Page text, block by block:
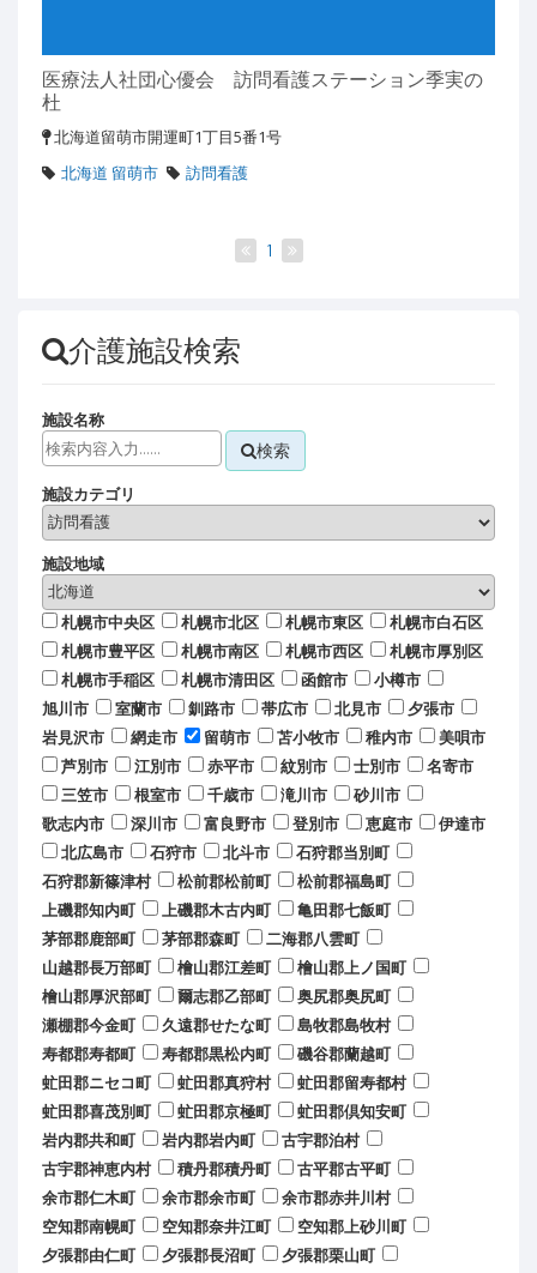
医療法人社団心優会 訪問看護ステーション季実の
杜
北海道留萌市開運町1丁目5番1号
北海道 留萌市
訪問看護
1
介護施設検索
施設名称
検索
施設カテゴリ
施設地域
札幌市中央区 札幌市北区 札幌市東区
札幌市白石区
札幌市豊平区
札幌市南区 札幌市西区
札幌市厚別区
札幌市手稲区
札幌市清田区 函館市
小樽市
旭川市
室蘭市 釧路市 帯広市 北見市
夕張市
岩見沢市
網走市 留萌市 苫小牧市 稚内市
美唄市
芦別市
江別市 赤平市 紋別市 士別市
名寄市
三笠市
根室市 千歳市 滝川市
砂川市
歌志内市
深川市 富良野市 登別市 恵庭市
伊達市
北広島市
石狩市 北斗市
石狩郡当別町
石狩郡新篠津村
松前郡松前町
松前郡福島町
上磯郡知内町
上磯郡木古内町
亀田郡七飯町
茅部郡鹿部町
茅部郡森町
二海郡八雲町
山越郡長万部町
檜山郡江差町
檜山郡上ノ国町
檜山郡厚沢部町
爾志郡乙部町
奥尻郡奥尻町
瀬棚郡今金町
久遠郡せたな町
島牧郡島牧村
寿都郡寿都町
寿都郡黒松内町
磯谷郡蘭越町
虻田郡ニセコ町
虻田郡真狩村
虻田郡留寿都村
虻田郡喜茂別町
虻田郡京極町
虻田郡倶知安町
岩内郡共和町
岩内郡岩内町
古宇郡泊村
古宇郡神恵内村
積丹郡積丹町
古平郡古平町
余市郡仁木町
余市郡余市町
余市郡赤井川村
空知郡南幌町
空知郡奈井江町
空知郡上砂川町
夕張郡由仁町
夕張郡長沼町
夕張郡栗山町